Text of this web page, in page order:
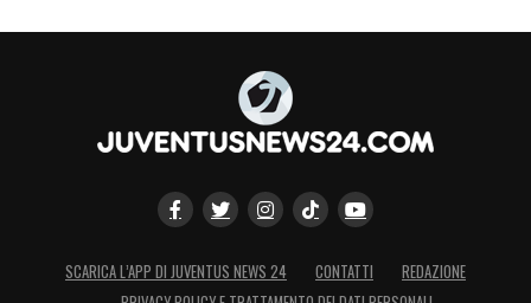
SCARICA L’APP DI JUVENTUS NEWS 24 CONTATTI
REDAZIONE